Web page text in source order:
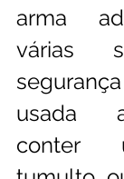
arma
várias
usada
conter